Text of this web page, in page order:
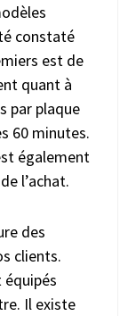
constaté
est de
quant à
par plaque
60 minutes.
également
l’achat.
des
clients.
Il existe